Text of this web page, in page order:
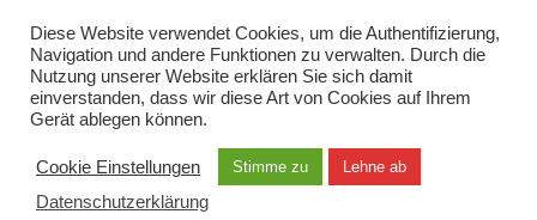
© Copyright 2021 - Freiwillige Feuerwehr Wiesloch -Enfold Theme by Kriesi
Datenschutzerklärung Impressum
Diese Website verwendet Cookies, um die Authentifizierung,
Navigation und andere Funktionen zu verwalten. Durch die
Nutzung unserer Website erklären Sie sich damit
einverstanden, dass wir diese Art von Cookies auf Ihrem
Gerät ablegen können.
Cookie Einstellungen Stimme zu Lehne ab
Datenschutzerklärung